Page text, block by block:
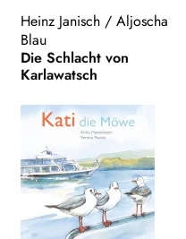
Heinz Janisch/ Aljoscha
Blau
Die Schlacht von
Karlawatsch